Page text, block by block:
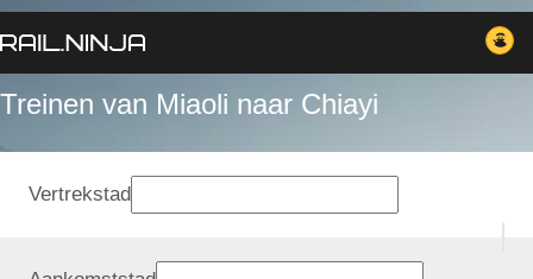
Treinen van Miaoli naar Chiayi
Vertrekstad